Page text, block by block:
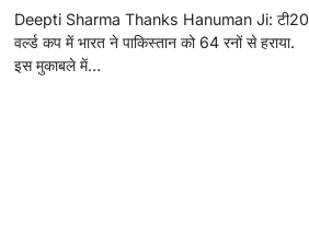
Deepti Sharma Thanks Hanuman Ji: टी20
वर्ल्ड कप में भारत ने पाकिस्तान को 64 रनों से हराया.
इस मुकाबले में…